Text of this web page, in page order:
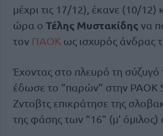
μέχρι τις 17/12), έκανε (10/
ώρα ο Τέλης Μυστακίδης να
τον ΠΑΟΚ ως ισχυρός άνδρας
Έχοντας στο πλευρό τη
έδωσε το “παρών” στην PAOK
Ζντοβτς επικράτησε της
της φάσης των “16” (μ’